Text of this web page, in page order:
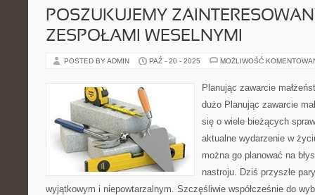
POSZUKUJEMY
ZESPOŁAMI WESELNYMI
POSTED BY ADMIN PAŹ - 20 - 2025 MOŻLIWOŚĆ
Planując zawarcie
dużo Planując zawarcie
się o wiele bieżących
aktualne wydarzenie w
można go planować na
nastroju. Dziś przyszłe
wyjątkowym i niepowtarzalnym. Szczęśliwie współcześnie do